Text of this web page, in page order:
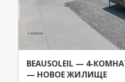
BEAUSOLEIL — 4-
— НОВОЕ ЖИЛИЩЕ